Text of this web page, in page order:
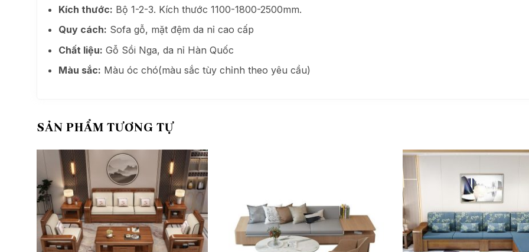
Kích thước: Bộ 1-2-3. Kích thước 1100-1800-2500mm.
Quy cách: Sofa gỗ, mặt đệm da nỉ cao cấp
Chất liệu: Gỗ Sồi Nga, da nỉ Hàn Quốc
Màu sắc: Màu óc chó(màu sắc tùy chỉnh theo yêu cầu)
SẢN PHẨM TƯƠNG TỰ